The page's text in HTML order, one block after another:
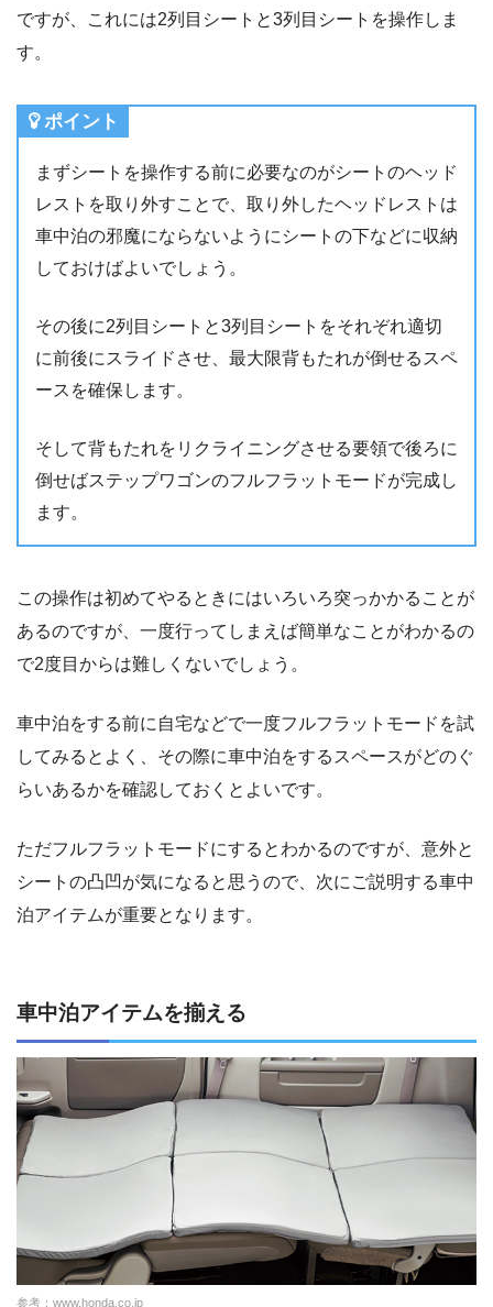
ですが、これには2列目シートと3列目シートを操作しま
す。
ポイント
まずシートを操作する前に必要なのがシートのヘッド
レストを取り外すことで、取り外したヘッドレストは
車中泊の邪魔にならないようにシートの下などに収納
しておけばよいでしょう。
その後に2列目シートと3列目シートをそれぞれ適切
に前後にスライドさせ、最大限背もたれが倒せるスペ
ースを確保します。
そして背もたれをリクライニングさせる要領で後ろに
倒せばステップワゴンのフルフラットモードが完成し
ます。
この操作は初めてやるときにはいろいろ突っかかることが
あるのですが、一度行ってしまえば簡単なことがわかるの
で2度目からは難しくないでしょう。
車中泊をする前に自宅などで一度フルフラットモードを試
してみるとよく、その際に車中泊をするスペースがどのぐ
らいあるかを確認しておくとよいです。
ただフルフラットモードにするとわかるのですが、意外と
シートの凸凹が気になると思うので、次にご説明する車中
泊アイテムが重要となります。
車中泊アイテムを揃える
参考： www.honda.co.jp